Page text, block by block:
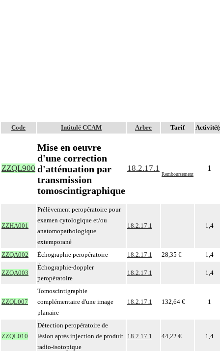
Code Intitulé CCAM Arbre Tarif
ZZQL900
Mise en oeuvre
d'une correction
d'atténuation par
transmission
tomoscintigraphique
18.2.17.1
Remboursement
1
ZZHA001
Prélèvement peropératoire pour
examen cytologique et/ou
anatomopathologique
extemporané
18.2.17.1 1,4
ZZQA002 Échographie peropératoire 18.2.17.1 28,35 € 1,4
ZZQA003
Échographie-doppler
peropératoire
18.2.17.1 1,4
ZZQL007
Tomoscintigraphie
complémentaire d'une image
planaire
18.2.17.1 132,64 € 1
ZZQL010
Détection peropératoire de
lésion après injection de produit
radio-isotopique
18.2.17.1 44,22 € 1,4